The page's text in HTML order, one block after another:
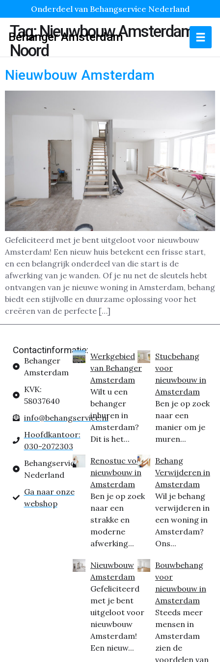
Onderdeel van Behangservice Nederland
Behanger Amsterdam
Tag:Nieuwbouw Amsterdam
Noord
Nieuwbouw Amsterdam
Gefeliciteerd met je bent uitgeloot voor nieuwbouw
Amsterdam! Een nieuw huis betekent een frisse start,
en een belangrijk onderdeel van die start is de
afwerking van je wanden. Of je nu net de sleutels hebt
ontvangen van je nieuwe woning in Amsterdam, behang
biedt een stijlvolle en duurzame oplossing voor het
creëren van de perfecte […]
Contactinformatie:
Behanger
Amsterdam
KVK:
58037640
info@behangservice.nl
Hoofdkantoor:
030-2072303
Behangservice
Nederland
Ga naar onze
webshop
Werkgebied
van Behanger
Amsterdam
Wilt u een
behanger
inhuren in
Amsterdam?
Dit is het...
Renostuc voor
nieuwbouw in
Amsterdam
Ben je op zoek
naar een
strakke en
moderne
afwerking...
Nieuwbouw
Amsterdam
Gefeliciteerd
met je bent
uitgeloot voor
nieuwbouw
Amsterdam!
Een nieuw...
Stucbehang
voor
nieuwbouw in
Amsterdam
Ben je op zoek
naar een
manier om je
muren...
Behang
Verwijderen in
Amsterdam
Wil je behang
verwijderen in
een woning in
Amsterdam?
Ons...
Bouwbehang
voor
nieuwbouw in
Amsterdam
Steeds meer
mensen in
Amsterdam
zien de
voordelen van